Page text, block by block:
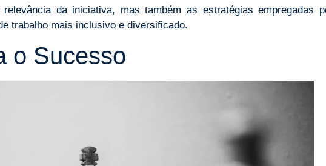
da iniciativa, mas também as estratégias empregadas
trabalho mais inclusivo e diversificado.
o Sucesso